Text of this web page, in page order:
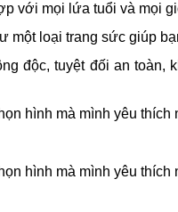
với mọi lứa tuổi và mọi
một loại trang sức giúp
độc, tuyệt đối an toàn,
hình mà mình yêu thích
hình mà mình yêu thích